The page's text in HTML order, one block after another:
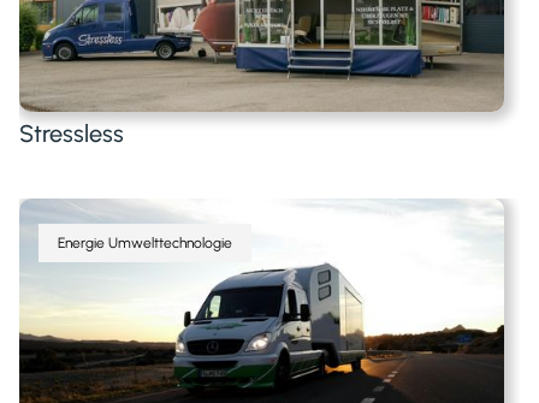
Stressless
Energie Umwelttechnologie